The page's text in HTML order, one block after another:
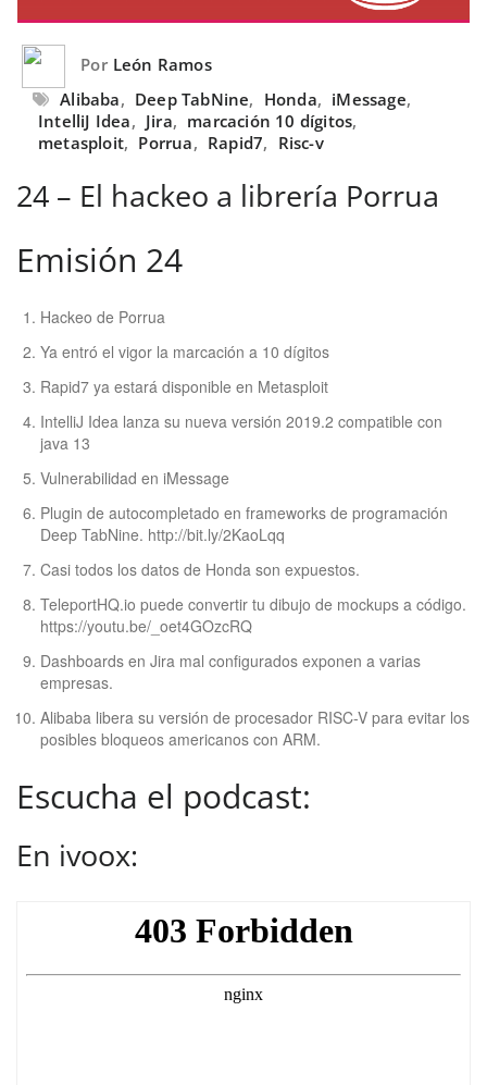
Por León Ramos
Alibaba, Deep TabNine, Honda, iMessage,
IntelliJ Idea, Jira, marcación 10 dígitos,
metasploit, Porrua, Rapid7, Risc-v
24 – El hackeo a librería Porrua
Emisión 24
Hackeo de Porrua
Ya entró el vigor la marcación a 10 dígitos
Rapid7 ya estará disponible en Metasploit
IntelliJ Idea lanza su nueva versión 2019.2 compatible con
java 13
Vulnerabilidad en iMessage
Plugin de autocompletado en frameworks de programación
Deep TabNine. http://bit.ly/2KaoLqq
Casi todos los datos de Honda son expuestos.
TeleportHQ.io puede convertir tu dibujo de mockups a código.
https://youtu.be/_oet4GOzcRQ
Dashboards en Jira mal configurados exponen a varias
empresas.
Alibaba libera su versión de procesador RISC-V para evitar los
posibles bloqueos americanos con ARM.
Escucha el podcast:
En ivoox: